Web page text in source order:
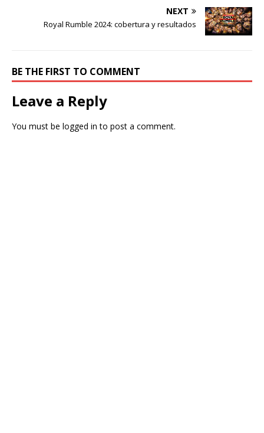
NEXT
Royal Rumble 2024: cobertura y resultados
BE THE FIRST TO COMMENT
Leave a Reply
You must be logged in to post a comment.